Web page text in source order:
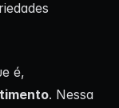
é,
. Nessa